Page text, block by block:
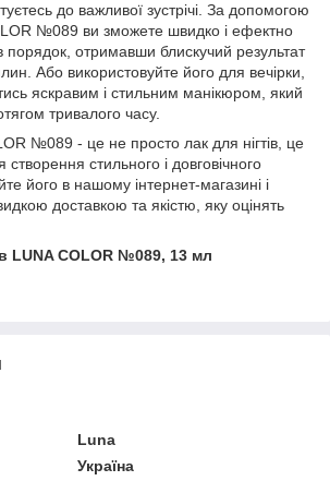
до важливої зустрічі. За допомогою
№089 ви зможете швидко і ефектно
в порядок, отримавши блискучий результат
Або використовуйте його для вечірки,
яскравим і стильним манікюром, який
тривалого часу.
№089 - це не просто лак для нігтів, це
стильного і довговічного
його в нашому інтернет-магазині і
доставкою та якістю, яку оцінять
LUNA COLOR №089, 13 мл
Luna
Україна